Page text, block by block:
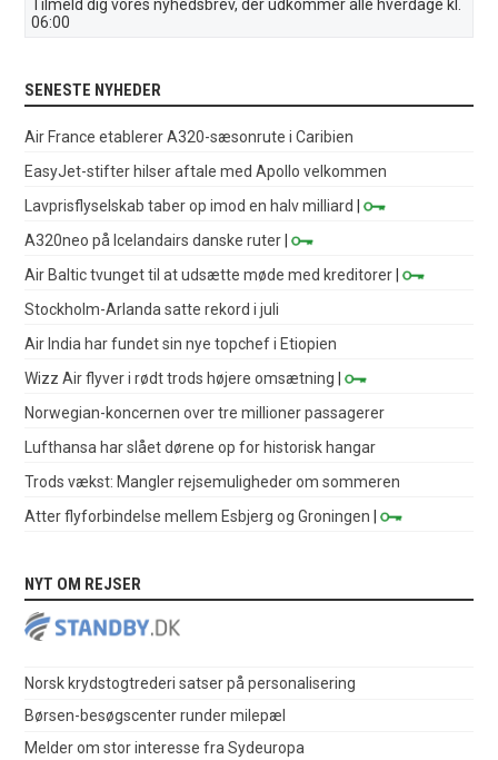
Tilmeld dig vores nyhedsbrev, der udkommer alle hverdage kl.
06:00
SENESTE NYHEDER
Air France etablerer A320-sæsonrute i Caribien
EasyJet-stifter hilser aftale med Apollo velkommen
Lavprisflyselskab taber op imod en halv milliard
|
A320neo på Icelandairs danske ruter |
Air Baltic tvunget til at udsætte møde med kreditorer |
Stockholm-Arlanda satte rekord i juli
Air India har fundet sin nye topchef i Etiopien
Wizz Air flyver i rødt trods højere omsætning |
Norwegian-koncernen over tre millioner passagerer
Lufthansa har slået dørene op for historisk hangar
Trods vækst: Mangler rejsemuligheder om sommeren
Atter flyforbindelse mellem Esbjerg og Groningen |
NYT OM REJSER
Norsk krydstogtrederi satser på personalisering
Børsen-besøgscenter runder milepæl
Melder om stor interesse fra Sydeuropa